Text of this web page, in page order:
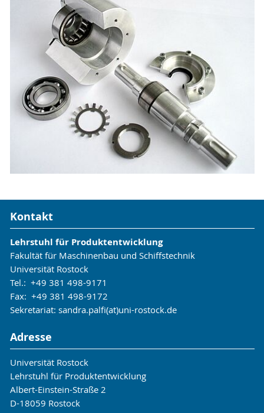
Kontakt
Lehrstuhl für Produktentwicklung
Fakultät für Maschinenbau und Schiffstechnik
Universität Rostock
Tel.: +49 381 498-9171
Fax: +49 381 498-9172
Sekretariat: sandra.palfi(at)uni-rostock.de
Adresse
Universität Rostock
Lehrstuhl für Produktentwicklung
Albert-Einstein-Straße 2
D-18059 Rostock